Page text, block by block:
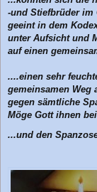
a
-und Stiefbrüder im
geeint in dem
unter Aufsicht und
auf einen
....einen sehr
gemeinsamen Weg
gegen sämtliche
Möge Gott ihnen
...und den